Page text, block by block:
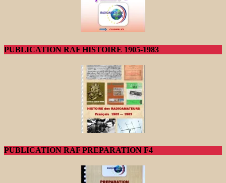
PUBLICATION RAF HISTOIRE 1905-1983
PUBLICATION RAF PREPARATION F4